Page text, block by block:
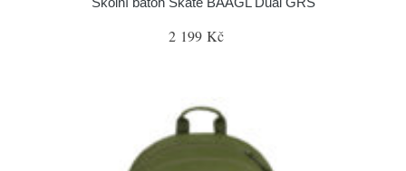
2 199 Kč